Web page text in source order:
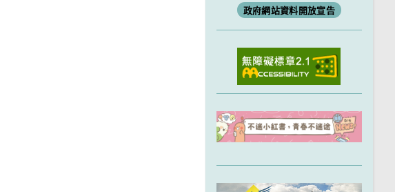
政府網站資料開放宣告